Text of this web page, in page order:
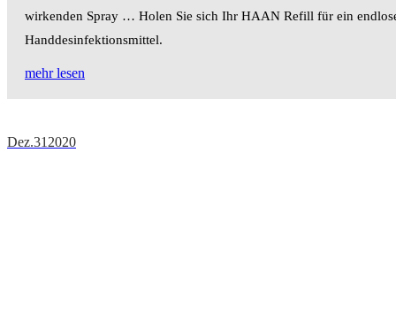
wirkenden Spray … Holen Sie sich Ihr HAAN Refill für ein
Handdesinfektionsmittel.
mehr lesen
Dez.31 2020